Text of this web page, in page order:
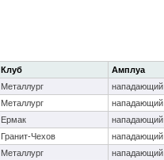
Клуб Амплуа
Металлург нападающий
Металлург нападающий
Ермак нападающий
Гранит-Чехов нападающий
Металлург нападающий